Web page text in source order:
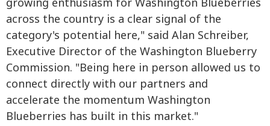
growing enthusiasm for Washington Blueberries
across the country is a clear signal of the
category's potential here," said Alan Schreiber,
Executive Director of the Washington Blueberry
Commission. "Being here in person allowed us to
connect directly with our partners and
accelerate the momentum Washington
Blueberries has built in this market."